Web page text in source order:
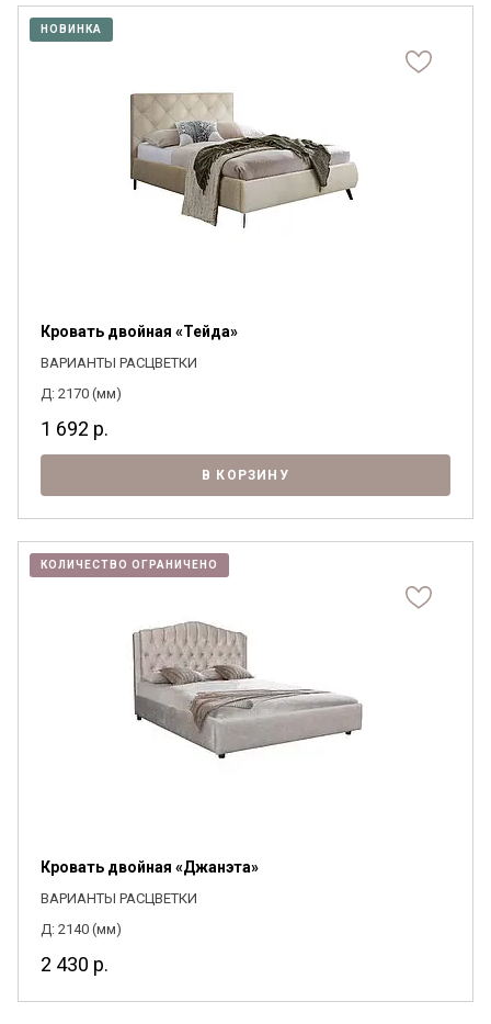
НОВИНКА
Кровать двойная «Тейда»
ВАРИАНТЫ РАСЦВЕТКИ
Д: 2170 (мм)
1 692 р.
В КОРЗИНУ
КОЛИЧЕСТВО ОГРАНИЧЕНО
Кровать двойная «Джанэта»
ВАРИАНТЫ РАСЦВЕТКИ
Д: 2140 (мм)
2 430 р.